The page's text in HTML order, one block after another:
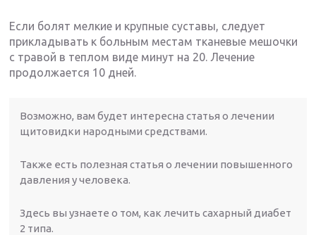
Если болят мелкие и крупные суставы, следует
прикладывать к больным местам тканевые мешочки
с травой в теплом виде минут на 20. Лечение
продолжается 10 дней.
Возможно, вам будет интересна статья о лечении
щитовидки народными средствами.
Также есть полезная статья о лечении повышенного
давления у человека.
Здесь вы узнаете о том, как лечить сахарный диабет
2 типа.